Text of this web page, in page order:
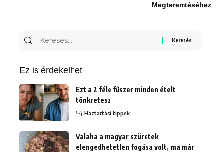
Megteremtéséhez
Keresés
Ez is érdekelhet
Ezt a 2 féle fűszer minden ételt
tönkretesz
Háztartási tippek
Valaha a magyar szüretek
elengedhetetlen fogása volt, ma már